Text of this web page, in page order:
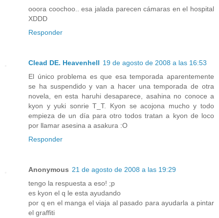
ooora coochoo.. esa jalada parecen cámaras en el hospital
XDDD
Responder
Clead DE. Heavenhell 19 de agosto de 2008 a las 16:53
El único problema es que esa temporada aparentemente
se ha suspendido y van a hacer una temporada de otra
novela, en esta haruhi desaparece, asahina no conoce a
kyon y yuki sonrie T_T. Kyon se acojona mucho y todo
empieza de un día para otro todos tratan a kyon de loco
por llamar asesina a asakura :O
Responder
Anonymous 21 de agosto de 2008 a las 19:29
tengo la respuesta a eso! ;p
es kyon el q le esta ayudando
por q en el manga el viaja al pasado para ayudarla a pintar
el graffiti